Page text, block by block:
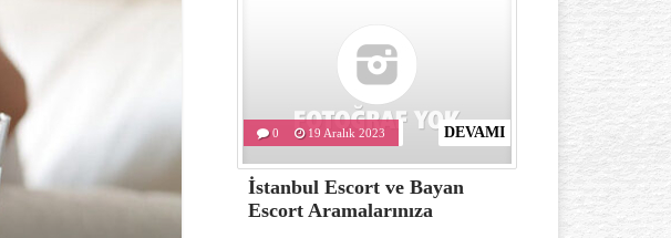
DEVAMI
0 19 Aralık 2023
İstanbul Escort ve Bayan
Escort Aramalarınıza
10
Göz
oluşumu